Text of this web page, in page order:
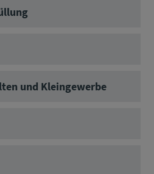
und Kleingewerbe